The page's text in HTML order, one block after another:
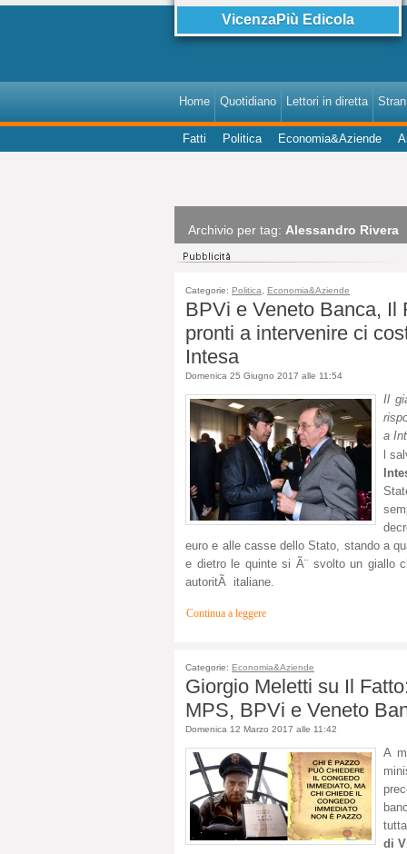
VicenzaPiù Edicola
Home Quotidiano Lettori in diretta
Fatti Politica Economia&Aziende
Archivio per tag: Alessandro Rivera
Categorie: Politica Economia&Aziende
BPVi e Veneto Banca, Il
pronti a intervenire ci
Intesa
Domenica 25 Giugno 2017 alle 11:54
Il
a
l
euro e alle casse dello Stato, stando a
e dietro le quinte si Ã¨ svolto un giallo
autoritÃ italiane.
Continua a leggere
Categorie: Economia&Aziende
Giorgio Meletti su Il
MPS, BPVi e Veneto
Domenica 12 Marzo 2017 alle 11:42
A
di